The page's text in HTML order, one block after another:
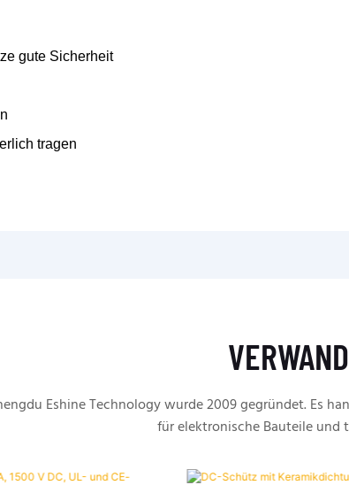
gute Sicherheit
tragen
Eshine Technology wurde 2009 gegründet. Es
für elektronische Bauteile